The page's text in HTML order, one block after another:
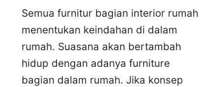
Semua furnitur bagian interior rumah
menentukan keindahan di dalam
rumah. Suasana akan bertambah
hidup dengan adanya furniture
bagian dalam rumah. Jika konsep